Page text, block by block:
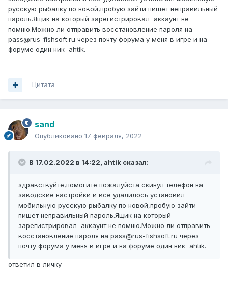
русскую рыбалку по новой,пробую зайти пишет неправильный
пароль.Ящик на который зарегистрировал аккаунт не
помню.Можно ли отправить восстановление пароля на
pass@rus-fishsoft.ru через почту форума у меня в игре и на
форуме один ник ahtik.
Цитата
sand
Опубликовано 17 февраля, 2022
В 17.02.2022 в 14:22, ahtik сказал:
здравствуйте,помогите пожалуйста скинул телефон на
заводские настройки и все удалилось установил
мобильную русскую рыбалку по новой,пробую зайти
пишет неправильный пароль.Ящик на который
зарегистрировал аккаунт не помню.Можно ли отправить
восстановление пароля на pass@rus-fishsoft.ru через
почту форума у меня в игре и на форуме один ник ahtik.
ответил в личку